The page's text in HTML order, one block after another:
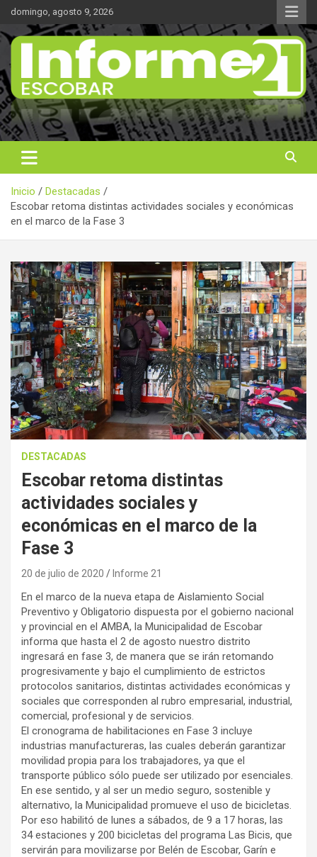
Saltar
contenido
domingo, agosto 9, 2026
Informe 21
Noticas reales
Inicio
Destacadas
Escobar retoma distintas actividades sociales y económicas
en el marco de la Fase 3
DESTACADAS
Escobar retoma distintas
actividades sociales y
económicas en el marco de la
Fase 3
20 de julio de 2020 Informe 21
En el marco de la nueva etapa de Aislamiento Social
Preventivo y Obligatorio dispuesta por el gobierno nacional
y provincial en el AMBA, la Municipalidad de Escobar
informa que hasta el 2 de agosto nuestro distrito
ingresará en fase 3, de manera que se irán retomando
progresivamente y bajo el cumplimiento de estrictos
protocolos sanitarios, distintas actividades económicas y
sociales que corresponden al rubro empresarial, industrial,
comercial, profesional y de servicios.
El cronograma de habilitaciones en Fase 3 incluye
industrias manufactureras, las cuales deberán garantizar
movilidad propia para los trabajadores, ya que el
transporte público sólo puede ser utilizado por esenciales.
En ese sentido, y al ser un medio seguro, sostenible y
alternativo, la Municipalidad promueve el uso de bicicletas.
Por eso habilitó de lunes a sábados, de 9 a 17 horas, las
34 estaciones y 200 bicicletas del programa Las Bicis, que
servirán para movilizarse por Belén de Escobar, Garín e